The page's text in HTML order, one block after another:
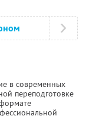
в современных
переподготовке